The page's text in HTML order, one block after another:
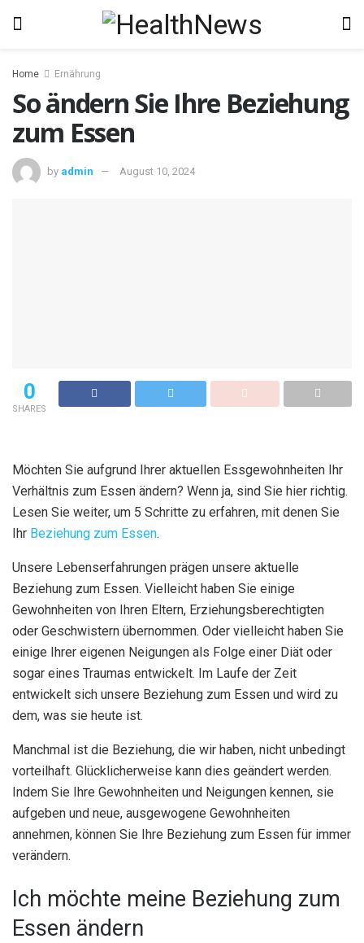
Home Ernährung
So ändern Sie Ihre Beziehung
zum Essen
by admin August 10, 2024
0
SHARES
Möchten Sie aufgrund Ihrer aktuellen Essgewohnheiten Ihr
Verhältnis zum Essen ändern? Wenn ja, sind Sie hier richtig.
Lesen Sie weiter, um 5 Schritte zu erfahren, mit denen Sie
Ihr Beziehung zum Essen.
Unsere Lebenserfahrungen prägen unsere aktuelle
Beziehung zum Essen. Vielleicht haben Sie einige
Gewohnheiten von Ihren Eltern, Erziehungsberechtigten
oder Geschwistern übernommen. Oder vielleicht haben Sie
einige Ihrer eigenen Neigungen als Folge einer Diät oder
sogar eines Traumas entwickelt. Im Laufe der Zeit
entwickelt sich unsere Beziehung zum Essen und wird zu
dem, was sie heute ist.
Manchmal ist die Beziehung, die wir haben, nicht unbedingt
vorteilhaft. Glücklicherweise kann dies geändert werden.
Indem Sie Ihre Gewohnheiten und Neigungen kennen, sie
aufgeben und neue, ausgewogene Gewohnheiten
annehmen, können Sie Ihre Beziehung zum Essen für immer
verändern.
Ich möchte meine Beziehung zum
Essen ändern